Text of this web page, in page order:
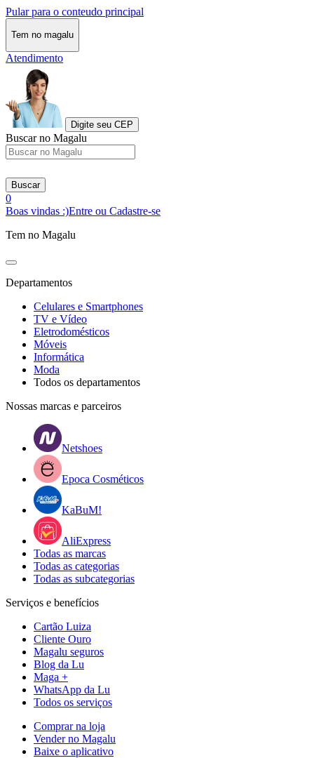
Pular para o conteudo principal
Tem no magalu
Atendimento
Digite seu CEP
Buscar no Magalu
Buscar
0
Boas vindas :)Entre ou Cadastre-se
Tem no Magalu
Departamentos
Celulares e Smartphones
TV e Vídeo
Eletrodomésticos
Móveis
Informática
Moda
Todos os departamentos
Nossas marcas e parceiros
Netshoes
Epoca Cosméticos
KaBuM!
AliExpress
Todas as marcas
Todas as categorias
Todas as subcategorias
Serviços e benefícios
Cartão Luiza
Cliente Ouro
Magalu seguros
Blog da Lu
Maga +
WhatsApp da Lu
Todos os serviços
Comprar na loja
Vender no Magalu
Baixe o aplicativo